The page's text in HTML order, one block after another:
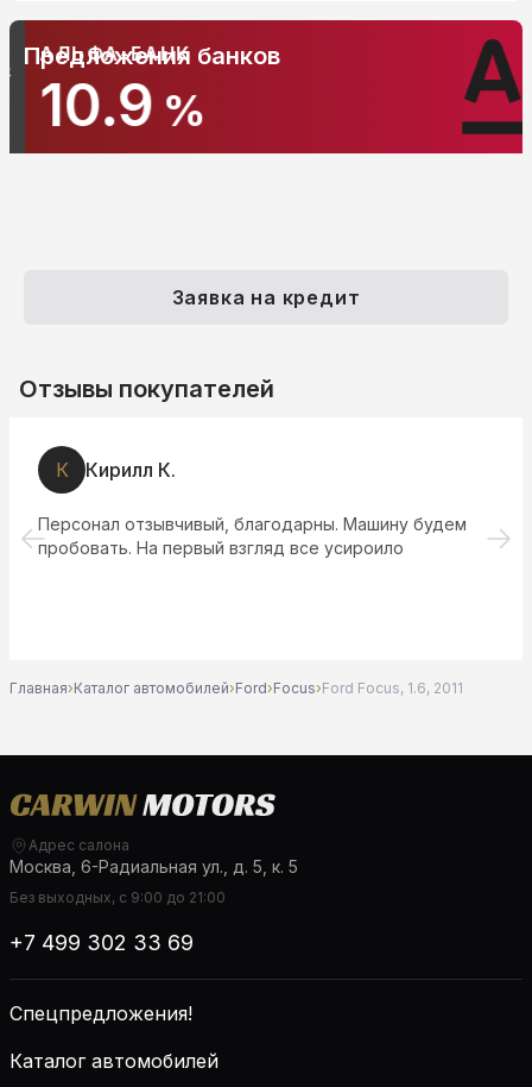
АЛЬФА-БАНК
10.9%
Предложения банков
Заявка на кредит
Отзывы покупателей
К Кирилл К.
Персонал отзывчивый, благодарны. Машину будем
пробовать. На первый взгляд все усироило
Главная›Каталог автомобилей›Ford›Focus›Ford Focus, 1.6, 2011
Адрес салона
Москва, 6-Радиальная ул., д. 5, к. 5
Без выходных, с 9:00 до 21:00
+7 499 302 33 69
Спецпредложения!
Каталог автомобилей